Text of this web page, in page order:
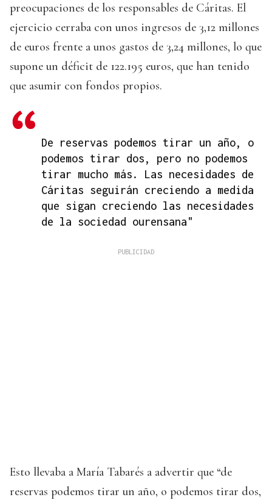
preocupaciones de los responsables de Cáritas. El
ejercicio cerraba con unos ingresos de 3,12 millones
de euros frente a unos gastos de 3,24 millones, lo que
supone un déficit de 122.195 euros, que han tenido
que asumir con fondos propios.
De reservas podemos tirar un año, o
podemos tirar dos, pero no podemos
tirar mucho más. Las necesidades de
Cáritas seguirán creciendo a medida
que sigan creciendo las necesidades
de la sociedad ourensana"
Esto llevaba a María Tabarés a advertir que “de
reservas podemos tirar un año, o podemos tirar dos,